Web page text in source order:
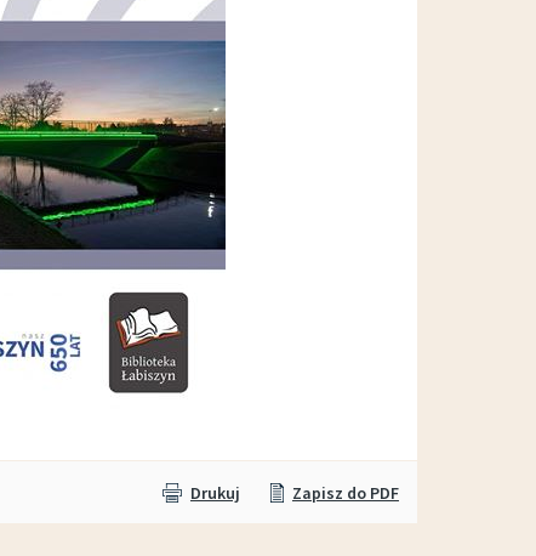
Wypożyczalnia sprzętu OTWARTA!
Drukuj Zapisz do PDF